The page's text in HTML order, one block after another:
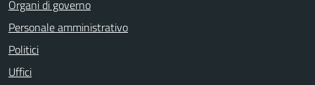
Organi di governo
Personale amministrativo
Politici
Uffici